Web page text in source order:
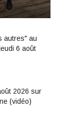
autres" au
6 août
2026 sur
(vidéo)